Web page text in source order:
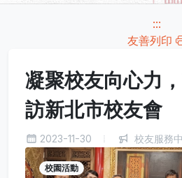
:::
友善列印
凝聚校友向心力
訪新北市校友會
2023-11-30 校友服務
校園活動